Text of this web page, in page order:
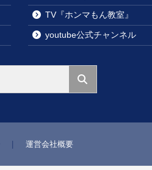
TV『ホンマもん教室』
youtube公式チャンネル
運営会社概要